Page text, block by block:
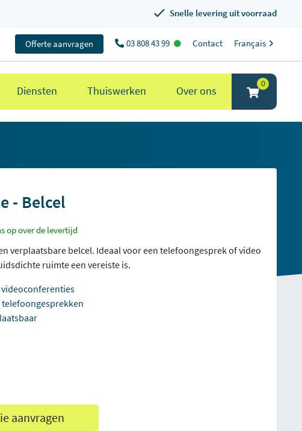
Snelle levering uit voorraad
Offerte aanvragen 03 808 43 99 Contact Français
Diensten Thuiswerken Over ons
0
- Belcel
op over de levertijd
verplaatsbare belcel. Ideaal voor een telefoongesprek of video
ruimte een vereiste is.
aanvragen